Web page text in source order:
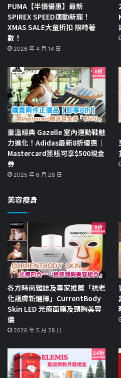
PUMA【半價優惠】最新
SPIREX SPEED運動新寵！
XMAS SALE大量折扣 限時著
數！
2026 年 4 月 14 日
重溫經典 Gazelle 室內運動鞋魅
力進化！Adidas最新8折優惠｜
Mastercard簽賬可享$500現金
券
2025 年 6 月 28 日
美容瘦身
各方時尚雜誌及專家推薦「抗老
化護膚新選擇」CurrentBody
Skin LED 光療面膜及頸胸美容
儀
2026 年 5 月 28 日